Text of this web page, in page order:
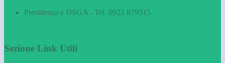
Presidenza e DSGA - Tel. 0922 879515
Sezione Link Utili